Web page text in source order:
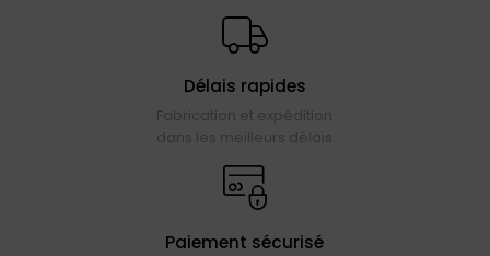
Délais rapides
Fabrication et expédition
dans les meilleurs délais
Paiement sécurisé